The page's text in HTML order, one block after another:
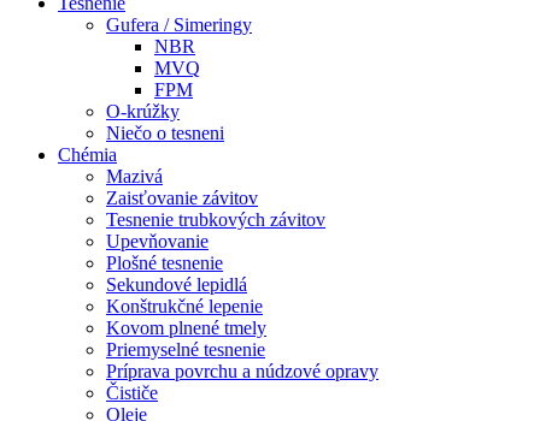
Gufera / Simeringy
NBR
MVQ
FPM
O-krúžky
Niečo o tesneni
Chémia
Mazivá
Zaisťovanie závitov
Tesnenie trubkových závitov
Upevňovanie
Plošné tesnenie
Sekundové lepidlá
Konštrukčné lepenie
Kovom plnené tmely
Priemyselné tesnenie
Príprava povrchu a núdzové opravy
Čističe
Oleje